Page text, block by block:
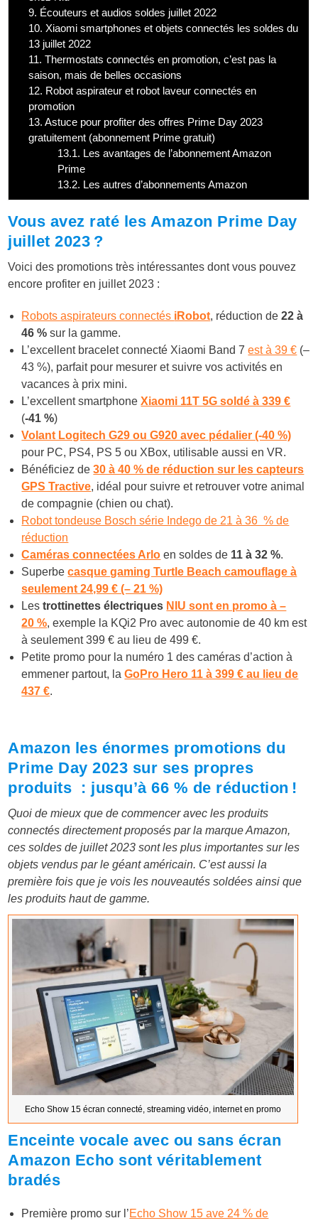
9. Écouteurs et audios soldes juillet 2022
10. Xiaomi smartphones et objets connectés les soldes du
13 juillet 2022
11. Thermostats connectés en promotion, c’est pas la
saison, mais de belles occasions
12. Robot aspirateur et robot laveur connectés en
promotion
13. Astuce pour profiter des offres Prime Day 2023
gratuitement (abonnement Prime gratuit)
13.1. Les avantages de l’abonnement Amazon
Prime
13.2. Les autres d’abonnements Amazon
Vous avez raté les Amazon Prime Day
juillet 2023 ?
Voici des promotions très intéressantes dont vous pouvez
encore profiter en juillet 2023 :
Robots aspirateurs connectés iRobot, réduction de22 à
46 % sur la gamme.
L’excellent bracelet connecté Xiaomi Band 7est à 39 € (–
43 %), parfait pour mesurer et suivre vos activités en
vacances à prix mini.
L’excellent smartphoneXiaomi 11T 5G soldé à 339 €
(-41 %)
Volant Logitech G29 ou G920 avec pédalier (-40 %)
pour PC, PS4, PS 5 ou XBox, utilisable aussi en VR.
Bénéficiez de30 à 40 % de réduction sur les capteurs
GPS Tractive, idéal pour suivre et retrouver votre animal
de compagnie (chien ou chat).
Robot tondeuse Bosch série Indego de 21 à 36 % de
réduction
Caméras connectées Arlo en soldes de 11 à 32 %.
Superbecasque gaming Turtle Beach camouflage à
seulement 24,99 € (– 21 %)
Lestrottinettes électriques NIU sont en promo à –
20 %, exemple la KQi2 Pro avec autonomie de 40 km est
à seulement 399 € au lieu de 499 €.
Petite promo pour la numéro 1 des caméras d’action à
emmener partout, laGoPro Hero 11 à 399 € au lieu de
437 €.
Amazon les énormes promotions du
Prime Day 2023 sur ses propres
produits : jusqu’à 66 % de réduction !
Quoi de mieux que de commencer avec les produits
connectés directement proposés par la marque Amazon,
ces soldes de juillet 2023 sont les plus importantes sur les
objets vendus par le géant américain. C’est aussi la
première fois que je vois les nouveautés soldées ainsi que
les produits haut de gamme.
Echo Show 15 écran connecté, streaming vidéo, internet en promo
Enceinte vocale avec ou sans écran
Amazon Echo sont véritablement
bradés
Première promo sur l’Echo Show 15 ave 24 % de